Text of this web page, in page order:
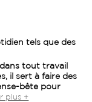
tels que des
tout travail
il sert à faire des
bête pour
plus +